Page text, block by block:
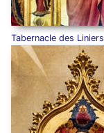
Tabernacle des Liniers